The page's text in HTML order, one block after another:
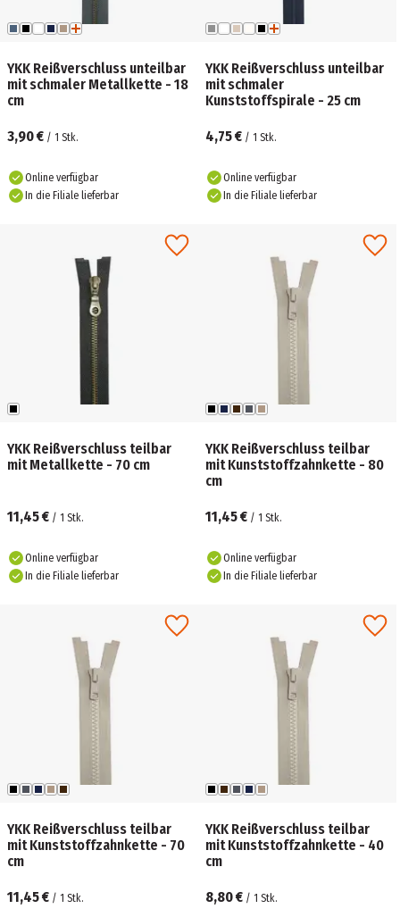
YKK Reißverschluss unteilbar
mit schmaler Metallkette - 18
cm
3,90 € / 1 Stk.
Online verfügbar
In die Filiale lieferbar
YKK Reißverschluss unteilbar
mit schmaler
Kunststoffspirale - 25 cm
4,75 € / 1 Stk.
Online verfügbar
In die Filiale lieferbar
YKK Reißverschluss teilbar
mit Metallkette - 70 cm
11,45 € / 1 Stk.
Online verfügbar
In die Filiale lieferbar
YKK Reißverschluss teilbar
mit Kunststoffzahnkette - 80
cm
11,45 € / 1 Stk.
Online verfügbar
In die Filiale lieferbar
YKK Reißverschluss teilbar
mit Kunststoffzahnkette - 70
cm
11,45 € / 1 Stk.
YKK Reißverschluss teilbar
mit Kunststoffzahnkette - 40
cm
8,80 € / 1 Stk.